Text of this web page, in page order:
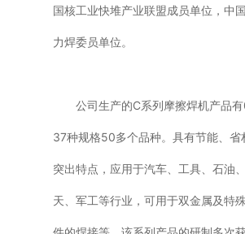
国核工业快堆产业联盟成员单位，中
力焊委员单位。
公司生产的C系列摩擦焊机产品
37种规格50多个品种。具有节能、省
突出特点，应用于汽车、工具、石油
天、军工等行业，可用于双金属及特